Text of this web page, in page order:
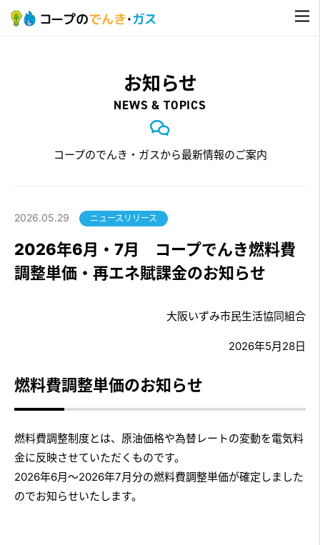
お知らせ
NEWS & TOPICS
コープのでんき・ガスから最新情報のご案内
2026.05.29 ニュースリリース
2026年6月・7月 コープでんき燃料費
調整単価・再エネ賦課金のお知らせ
大阪いずみ市民生活協同組合
2026年5月28日
燃料費調整単価のお知らせ
燃料費調整制度とは、原油価格や為替レートの変動を電気料
金に反映させていただくものです。
2026年6月～2026年7月分の燃料費調整単価が確定しました
のでお知らせいたします。